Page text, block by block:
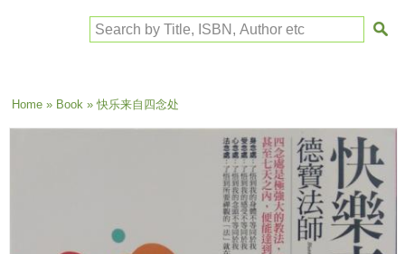
Search by Title, ISBN, Author etc
You are here
Home» Book» 快乐来自四念处